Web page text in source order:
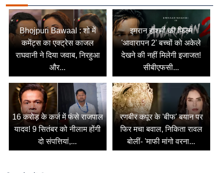
Bhojpuri Bawaal : शो में
कमेंट्स का एक्ट्रेस काजल
राघवानी ने दिया जवाब, निरहुआ
और...
इमरान हाशमी की फिल्म
'आवारापन 2' बच्चों को अकेले
देखने की नहीं मिलेगी इजाजत!
सीबीएफसी...
16 करोड़ के कर्ज में फंसे राजपाल
यादव! 9 सितंबर को नीलाम होंगी
दो संपत्तियां,...
रणबीर कपूर के 'बीफ' बयान पर
फिर मचा बवाल, निकिता रावल
बोलीं- 'माफी मांगो वरना...